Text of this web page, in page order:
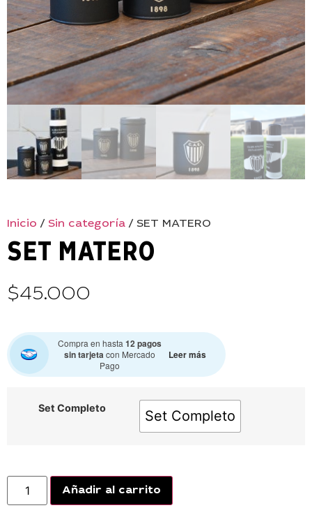
Inicio / Sin categoría / SET MATERO
SET MATERO
$45.000
Compra en hasta12 pagos
sin tarjeta con Mercado
Pago
Leer más
Set Completo Set Completo
Añadir al carrito